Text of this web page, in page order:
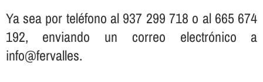
Ya sea por teléfono al 937 299 718 o al 665 674
192, enviando un correo electrónico a
info@fervalles.